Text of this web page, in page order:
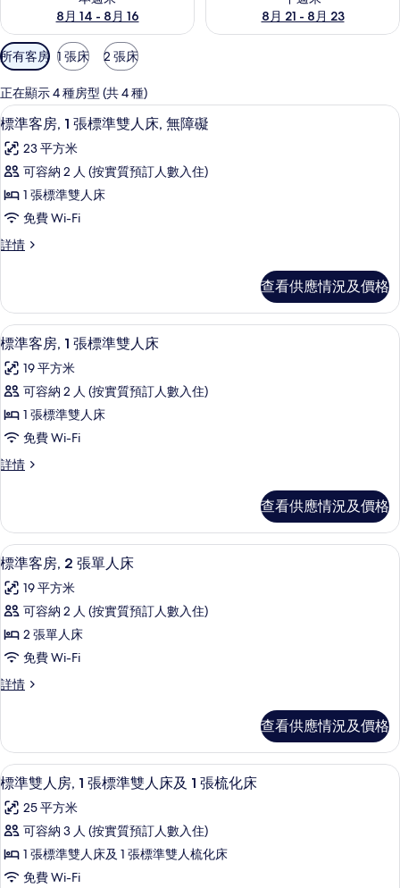
8月 14 - 8月 16
8月 21 - 8月 23
可
用
嘅
客
房
篩
選
條
所有客房 1 張床 2 張床
正在顯示 4 種房型 (共 4 種)
載
入
所
有
標
客
1
張
標
準
雙
人
床,
無
的
相
片
標準客房, 1 張標準雙人床, 無障礙 |
6
標準客房, 1 張標準雙人床, 無障礙
23 平方米
可容納 2 人 (按實質預訂人數入住)
1 張標準雙人床
免費 Wi-Fi
詳情
標
1
張
標
雙
人
無
障
詳
查看供應情況及價格
載
入
所
有
標
客
1
張
標
準
雙
人
床
的
標準客房, 1 張標準雙人床 | 書桌、手
8
標準客房, 1 張標準雙人床
19 平方米
可容納 2 人 (按實質預訂人數入住)
1 張標準雙人床
免費 Wi-Fi
詳情
標
1
張
標
雙
人
詳
情
查看供應情況及價格
載
入
所
有
標
客
2
張
單
人
床
的
相
標準客房, 2 張單人床 | 書桌、手提電
5
標準客房, 2 張單人床
19 平方米
可容納 2 人 (按實質預訂人數入住)
2 張單人床
免費 Wi-Fi
詳情
標
2
張
單
床
詳
查看供應情況及價格
載
入
所
有
標
標準雙人房, 1 張標準雙人床及 1 張梳
8
標準雙人房, 1 張標準雙人床及 1 張梳化床
25 平方米
可容納 3 人 (按實質預訂人數入住)
1 張標準雙人床及 1 張標準雙人梳化床
免費 Wi-Fi